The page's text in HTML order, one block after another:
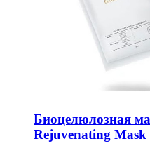
Биоцелюлозная
Rejuvenating